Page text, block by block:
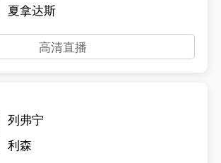
夏拿达斯
高清直播
列弗宁
利森